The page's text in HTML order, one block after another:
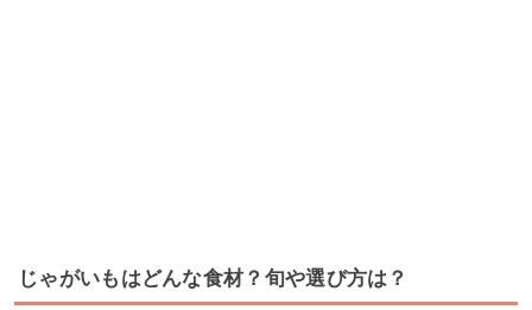
じゃがいもはどんな食材？旬や選び方は？